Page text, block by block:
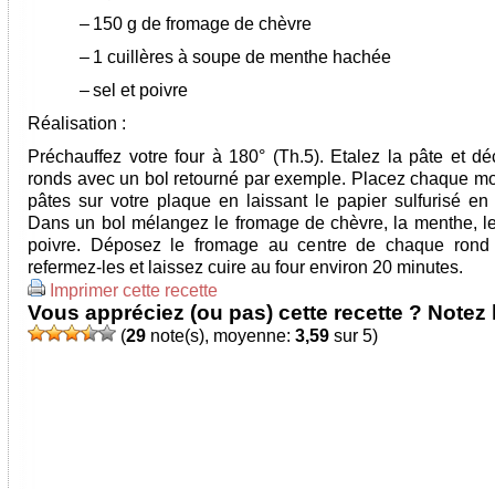
– 150 g de fromage de chèvre
– 1 cuillères à soupe de menthe hachée
–sel et poivre
Réalisation :
Préchauffez votre four à 180° (Th.5). Etalez la pâte et
ronds avec un bol retourné par exemple. Placez chaque
pâtes sur votre plaque en laissant le papier sulfurisé en
Dans un bol mélangez le fromage de chèvre, la menthe,
poivre. Déposez le fromage au centre de chaque
refermez-les et laissez cuire au four environ 20 minutes.
Imprimer cette recette
Vous appréciez (ou pas) cette recette ? Notez
(29 note(s), moyenne: 3,59 sur 5)